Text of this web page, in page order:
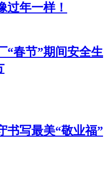
过年一样！
“春节”期间安全生
书写最美“敬业福”